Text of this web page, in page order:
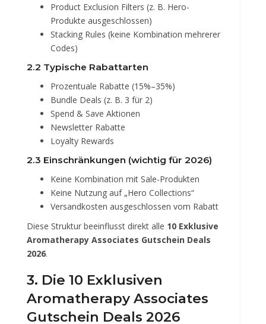
Product Exclusion Filters (z. B. Hero-
Produkte ausgeschlossen)
Stacking Rules (keine Kombination mehrerer
Codes)
2.2 Typische Rabattarten
Prozentuale Rabatte (15%–35%)
Bundle Deals (z. B. 3 für 2)
Spend & Save Aktionen
Newsletter Rabatte
Loyalty Rewards
2.3 Einschränkungen (wichtig für 2026)
Keine Kombination mit Sale-Produkten
Keine Nutzung auf „Hero Collections“
Versandkosten ausgeschlossen vom Rabatt
Diese Struktur beeinflusst direkt alle 10 Exklusive
Aromatherapy Associates Gutschein Deals
2026.
3. Die 10 Exklusiven
Aromatherapy Associates
Gutschein Deals 2026